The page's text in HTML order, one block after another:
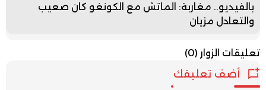
بالفيديو.. مغاربة: الماتش مع الكونغو كان صعيب
والتعادل مزيان
تعليقات الزوار (0)
أضف تعليقك